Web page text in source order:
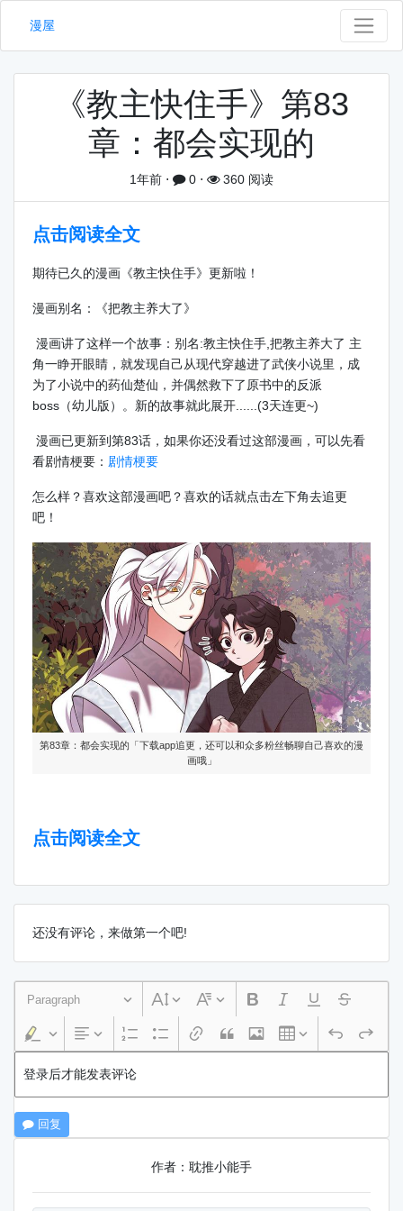
漫屋
《教主快住手》第83
章：都会实现的
1年前 ⋅ 0 ⋅ 360 阅读
点击阅读全文
期待已久的漫画《教主快住手》更新啦！
漫画别名：《把教主养大了》
漫画讲了这样一个故事：别名:教主快住手,把教主养大了 主
角一睁开眼睛，就发现自己从现代穿越进了武侠小说里，成
为了小说中的药仙楚仙，并偶然救下了原书中的反派
boss（幼儿版）。新的故事就此展开......(3天连更~)
漫画已更新到第83话，如果你还没看过这部漫画，可以先看
看剧情梗要： 剧情梗要
怎么样？喜欢这部漫画吧？喜欢的话就点击左下角去追更
吧！
第83章：都会实现的「下载app追更，还可以和众多粉丝畅聊自己喜欢的漫
画哦」
点击阅读全文
还没有评论，来做第一个吧!
Paragraph
登录后才能发表评论
回复
作者：耽推小能手